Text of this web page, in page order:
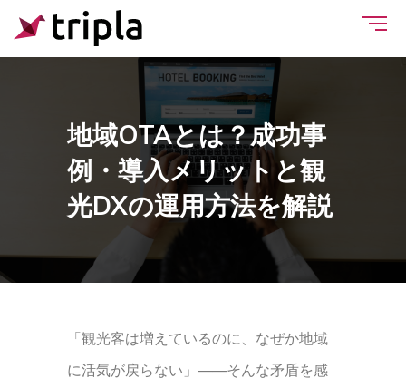
地域OTAとは？成功事
例・導入メリットと観
光DXの運用方法を解説
「観光客は増えているのに、なぜか地域
に活気が戻らない」——そんな矛盾を感